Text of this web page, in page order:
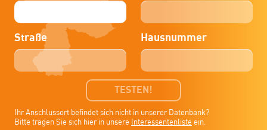
Straße Hausnummer
TESTEN!
Ihr Anschlussort befindet sich nicht in unserer Datenbank?
Bitte tragen Sie sich hier in unsere
Interessentenliste ein.